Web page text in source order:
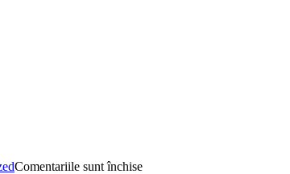
Comentariile sunt închisepentru